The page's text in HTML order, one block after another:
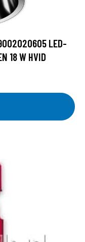
LED-
18 W HVID